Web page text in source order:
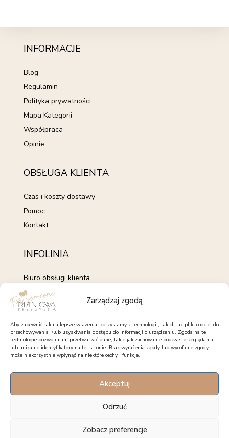
Zarządzaj zgodą
Aby zapewnić jak najlepsze wrażenia, korzystamy z technologii, takich jak pliki cookie, do
przechowywania i/lub uzyskiwania dostępu do informacji o urządzeniu. Zgoda na te
technologie pozwoli nam przetwarzać dane, takie jak zachowanie podczas przeglądania
lub unikalne identyfikatory na tej stronie. Brak wyrażenia zgody lub wycofanie zgody
może niekorzystnie wpłynąć na niektóre cechy i funkcje.
Akceptuj
Odrzuć
Zobacz preferencje
INFORMACJE
Blog
Regulamin
Polityka prywatności
Mapa Kategorii
Współpraca
Opinie
OBSŁUGA KLIENTA
Czas i koszty dostawy
Pomoc
Kontakt
INFOLINIA
Biuro obsługi klienta
+48 735 843 843
pon. - pt. 7:00 - 15:00
kontakt@forsomeone.pl